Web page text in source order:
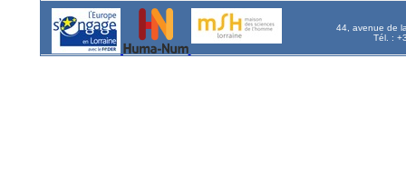
44, avenue de
Tél. :